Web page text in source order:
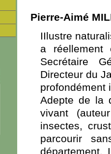
Pierre-Aimé
IIlustre
a réellement
Secrétaire
Directeur du
profondément
Adepte de la
vivant
insectes,
parcourir
département.